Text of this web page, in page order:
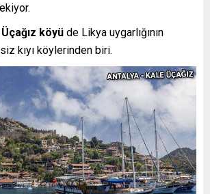
köyü de Likya uygarlığının
kıyı köylerinden biri.